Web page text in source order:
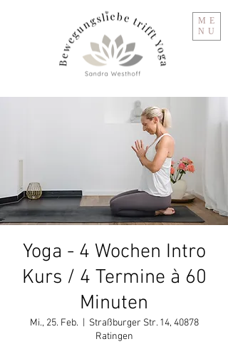
ME
NU
Yoga - 4 Wochen Intro
Kurs / 4 Termine à 60
Minuten
Mi., 25. Feb.
Straßburger Str. 14, 40878
Ratingen